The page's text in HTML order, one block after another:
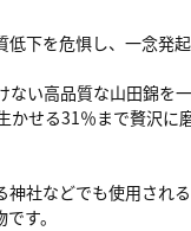
低下を危惧し、一念発
ない高品質な山田錦を
かせる31％まで贅沢に
社などでも使用され
す。